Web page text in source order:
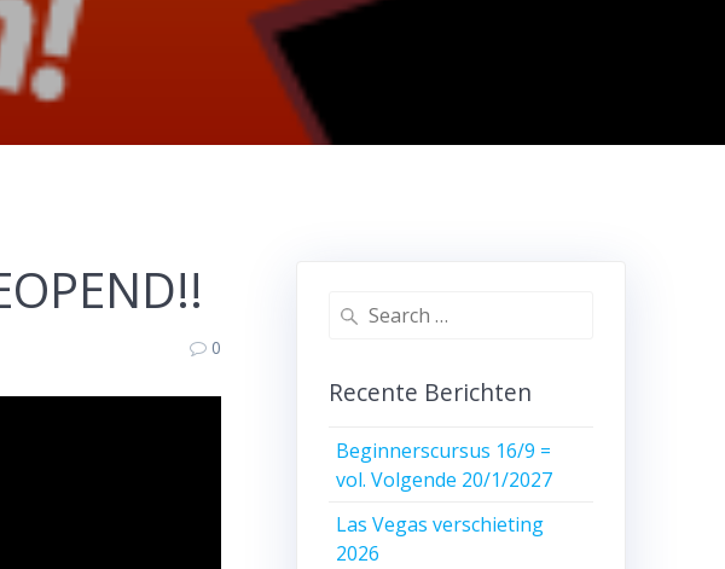
0
Search
Recente Berichten
Beginnerscursus 16/9 =
vol. Volgende 20/1/2027
Las Vegas verschieting
2026